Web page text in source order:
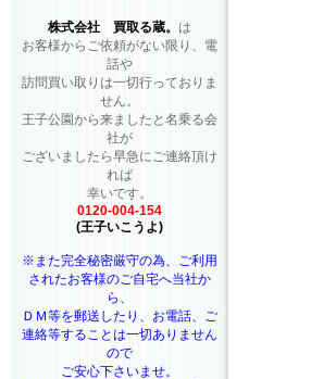
株式会社 買取る蔵。 は
お客様からご依頼がない限り、電
話や
訪問買い取りは一切行っておりま
せん。
王子公園から来ましたと名乗る会
社が
ございましたら早急にご連絡頂け
れば
幸いです。
0120-004-154
(王子いこうよ)
※また完全秘密厳守の為、ご利用
されたお客様のご自宅へ当社か
ら、
ＤＭ等を郵送したり、お電話、ご
連絡等することは一切ありません
ので
ご安心下さいませ。